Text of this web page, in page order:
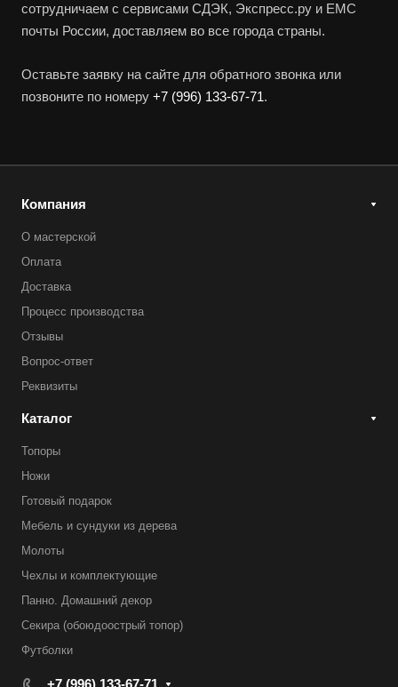
сотрудничаем с сервисами СДЭК, Экспресс.ру и ЕМС
почты России, доставляем во все города страны.
Оставьте заявку на сайте для обратного звонка или
позвоните по номеру +7 (996) 133-67-71.
Компания
О мастерской
Оплата
Доставка
Процесс производства
Отзывы
Вопрос-ответ
Реквизиты
Каталог
Топоры
Ножи
Готовый подарок
Мебель и сундуки из дерева
Молоты
Чехлы и комплектующие
Панно. Домашний декор
Секира (обоюдоострый топор)
Футболки